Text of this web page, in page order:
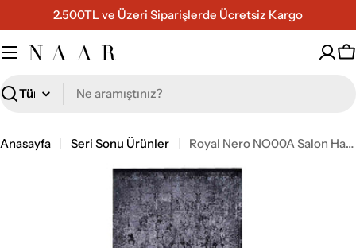
geç
2.500TL ve Üzeri Siparişlerde Ücretsiz Kargo
Ara
Anasayfa Seri Sonu Ürünler Royal Nero NO00A Salon Halısı